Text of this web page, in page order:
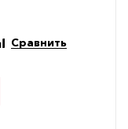
Сравнить